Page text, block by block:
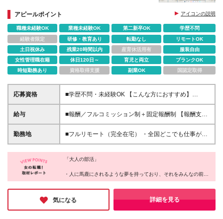
近に感じながら働けます。
アピールポイント アイコンの説明
職種未経験OK 業種未経験OK 第二新卒OK
学歴不問
経験者限定
研修・教育あり 転勤なし
リモートOK
土日祝休み
残業20時間以内 産育休活用有
服装自由
女性管理職在籍
休日120日～ 育児と両立
ブランクOK
時短勤務あり
資格取得支援 副業OK 国認定取得
応募資格
■学歴不問・未経験OK 【こんな方におすすめ】
⭕「自信はないけど、頑張ってみたい」と思える人
⭕「もう一度、努力してみよう」と挑戦できる人 ⭕
いていない方】 ❌ラクに稼ぎたい人 ❌最低限の収入が
あればOKな人 ❌自分の成長に興味がない人 ❌人と協
ありません。 でも、だからこそ成長の実感がある
安」より「どこまで成長できるか」を楽しめる環境で
給与
■報酬／フルコミッション制＋固定報酬制 【報酬支払
い実績(2024年度)】平均5,522,124円 （Join1年以上2
年未満メンバー） この数字は、ウルサポの環境を活
し、挑戦を続けた人 すべての人がこの結果を得られ
く、「行動する」ことが、成果への第一歩です。 ※固
する固定報酬の仕事にエントリー可能。全メンバーの
約20％程度が固定報酬を得ており、時給1,500円～
10,000円相当の仕事があります（一定のスキルを必要
勤務地
■フルリモート（完全在宅） ・全国どこでも仕事がで
きます（地方でも活躍できます） ・あなたが「ここ
で働きたい！」と思った場所が職場です（0秒出社）
・平日にワーケーション先でオンライン商談や、移動
中にチャットでコミュニケーションもOK
――――――――――――――――― ◎メタバース
オフィス「oVice」の活用 完全在宅でありながら孤独
感ゼロ。 ・研修や案件相談、仕事のMTG ・「ねぇね
「大人の部活」
・人に馬鹿にされるような夢を持っており、それをみんなの前で
発言できる
・慣れ合いではなく切磋琢磨できる、本気で向き合ってくれる仲
間がいる
・賞賛承認文化があり、あなたの存在を認めてくれる環境がある
・トレーナーが正しい努力を示し、適切なフィードバックを行っ
気になる 詳細を見る